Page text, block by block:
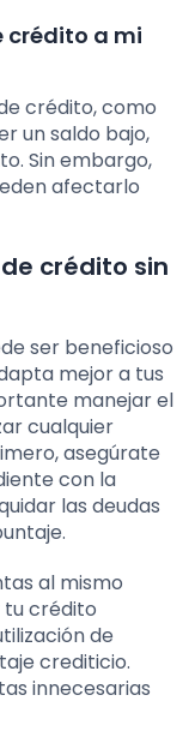
crédito a mi
crédito, como
un saldo bajo,
Sin embargo,
afectarlo
crédito sin
ser beneficioso
mejor a tus
manejar el
cualquier
asegúrate
con la
las deudas
al mismo
tu crédito
de
crediticio.
innecesarias